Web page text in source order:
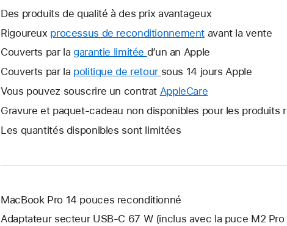
Des produits de qualité à des prix avantageux
Rigoureux processus de reconditionnement avant la vente
Couverts par la garantie limitée Une
nouvelle
s’ouvre.
d’un an Apple
Couverts par la politique de retour Une
nouvelle
s’ouvre.
sous 14 jours Apple
Vous pouvez souscrire un contrat AppleCare
nouvelle
Gravure et paquet-cadeau non disponibles pour les produits
Les quantités disponibles sont limitées
MacBook Pro 14 pouces reconditionné
Adaptateur secteur USB‑C 67 W (inclus avec la puce M2